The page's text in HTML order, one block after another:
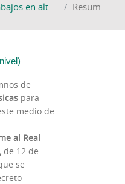
Trabajos en altura Resumen
de
para
medio de
al Real
de 12 de
se